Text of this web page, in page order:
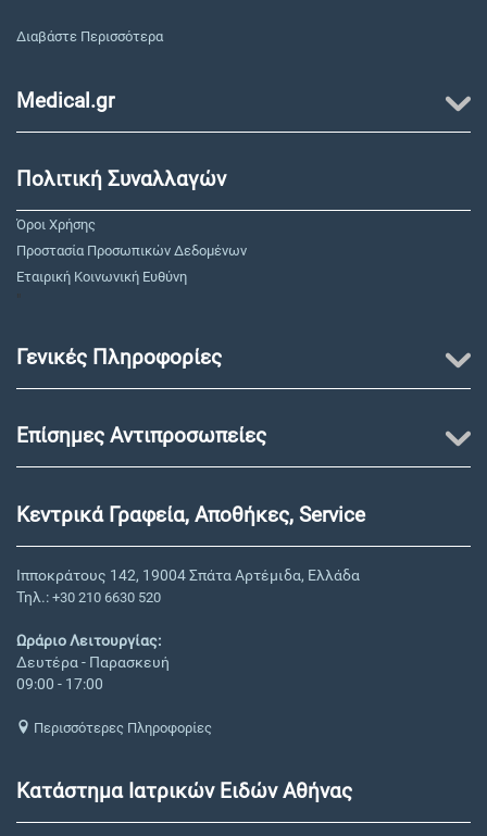
Διαβάστε Περισσότερα
Medical.gr
Πολιτική Συναλλαγών
Όροι Χρήσης
Προστασία Προσωπικών Δεδομένων
Εταιρική Κοινωνική Ευθύνη
"
Γενικές Πληροφορίες
Επίσημες Αντιπροσωπείες
Κεντρικά Γραφεία, Αποθήκες, Service
Ιπποκράτους 142, 19004 Σπάτα Αρτέμιδα, Ελλάδα
Τηλ.: +30 210 6630 520
Ωράριο Λειτουργίας:
Δευτέρα - Παρασκευή
09:00 - 17:00
Περισσότερες Πληροφορίες
Κατάστημα Ιατρικών Ειδών Αθήνας